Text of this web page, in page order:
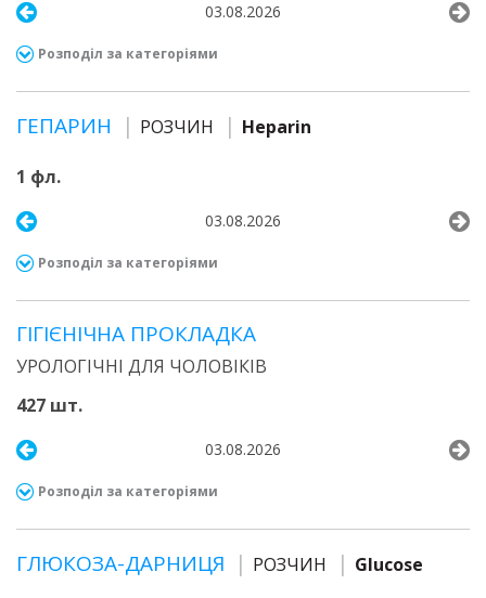
03.08.2026
Розподіл за категоріями
ГЕПАРИН РОЗЧИН Heparin
1 фл.
03.08.2026
Розподіл за категоріями
ГІГІЄНІЧНА ПРОКЛАДКА
УРОЛОГІЧНІ ДЛЯ ЧОЛОВІКІВ
427 шт.
03.08.2026
Розподіл за категоріями
ГЛЮКОЗА-ДАРНИЦЯ РОЗЧИН Glucose